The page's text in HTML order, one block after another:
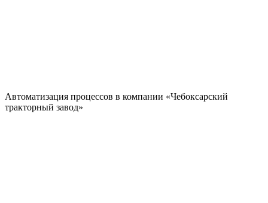
Автоматизация процессов в компании «Чебоксарский
тракторный завод»